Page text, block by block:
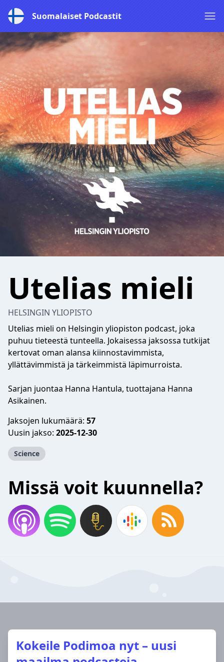
Suomalaiset Podcastit
Utelias mieli
HELSINGIN YLIOPISTO
Utelias mieli on Helsingin yliopiston podcast, joka
puhuu tieteestä tunteella. Jokaisessa jaksossa tutkijat
kertovat oman alansa kiinnostavimmista,
yllättävimmistä ja tärkeimmistä läpimurroista.
Sarjan juontaa Hanna Hantula, tuottajana Hanna
Asikainen.
Jaksojen lukumäärä: 57
Uusin jakso: 2025-12-30
Science
Missä voit kuunnella?
Kokeile Podimoa nyt – uusi